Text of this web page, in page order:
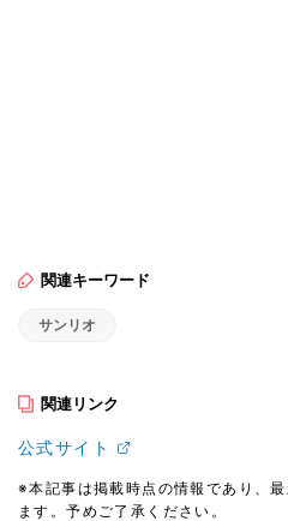
関連キーワード
サンリオ
関連リンク
公式サイト
※本記事は掲載時点の情報であり、
ます。予めご了承ください。